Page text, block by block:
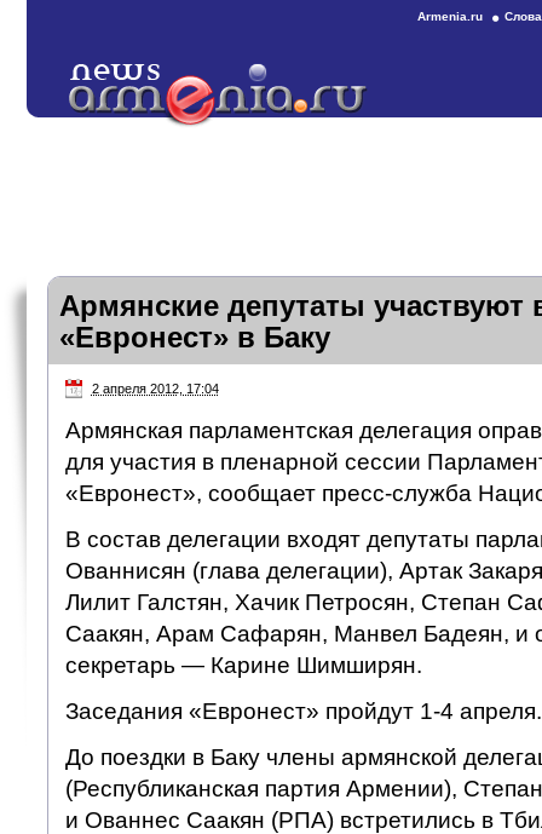
Armenia.ru
Армянские депутаты участвуют
«Евронест» в Баку
2 апреля 2012, 17:04
Армянская парламентская делегация
для участия в пленарной сессии
«Евронест», сообщает пресс-служба
В состав делегации входят депутаты
Ованнисян (глава делегации), Артак
Лилит Галстян, Хачик Петросян, Степан
Саакян, Арам Сафарян, Манвел Бадеян, и
секретарь — Карине Шимширян.
Заседания «Евронест» пройдут 1-4 апреля.
До поездки в Баку члены армянской
(Республиканская партия Армении),
и Ованнес Саакян (РПА) встретились в